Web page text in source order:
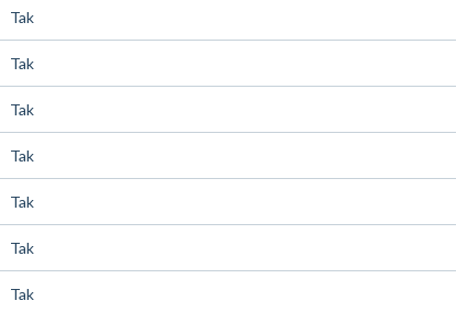
Tak
Tak
Tak
Tak
Tak
Tak
Tak